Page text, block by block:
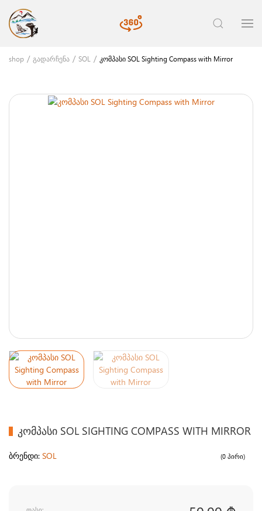
shop გადარჩენა SOL კომპასი SOL Sighting Compass with Mirror
ᲙᲝᲛᲞᲐᲡᲘ SOL SIGHTING COMPASS WITH MIRROR
ბრენდი: SOL (0 პირი)